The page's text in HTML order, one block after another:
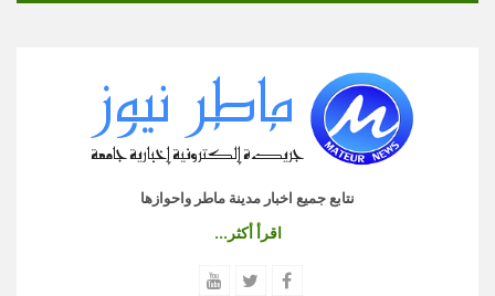
نتابع جميع اخبار مدينة ماطر واحوازها
اقرأ أكثر...